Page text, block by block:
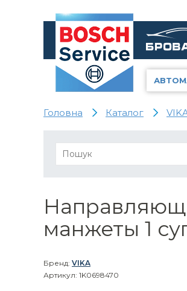
Головна Каталог
манжеты 1
Бренд: VIKA
Артикул: 1K0698470